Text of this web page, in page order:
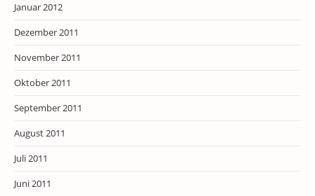
Januar 2012
Dezember 2011
November 2011
Oktober 2011
September 2011
August 2011
Juli 2011
Juni 2011